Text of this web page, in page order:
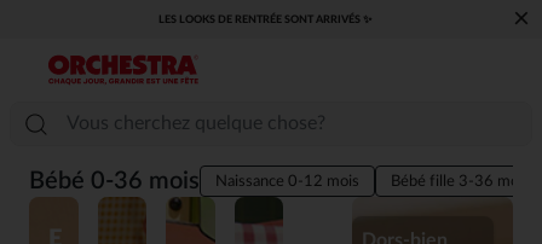
LES LOOKS DE RENTRÉE SONT ARRIVÉS ✨ ×
Bébé 0-36 mois Naissance 0-12 mois Bébé fille 3-36 mois
E